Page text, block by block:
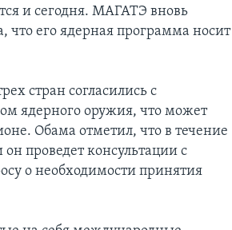
и сегодня. МАГАТЭ вновь
что его ядерная программа носит
стран согласились с
ядерного оружия, что может
Обама отметил, что в течение
проведет консультации с
о необходимости принятия